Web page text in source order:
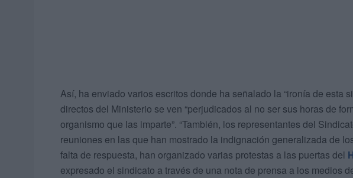
Así, ha enviado varios escritos donde ha señalado la “ironía de esta
directos del Ministerio se ven “perjudicados al no ser sus horas de
organismo que las imparte”. “También, los representantes del
reuniones en las que han mostrado la indignación generalizada de
falta de respuesta, han organizado varias protestas a las puertas del
expresado el sindicato a través de una nota de prensa a los medios